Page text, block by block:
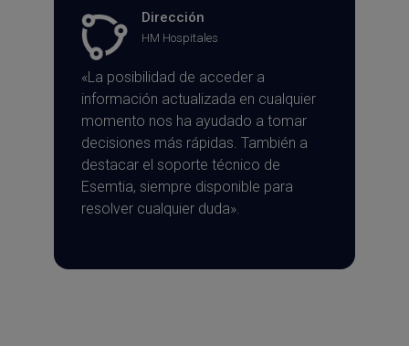
Dirección
HM Hospitales
«La posibilidad de acceder a
información actualizada en cualquier
momento nos ha ayudado a tomar
decisiones más rápidas. También a
destacar el soporte técnico de
Esemtia, siempre disponible para
resolver cualquier duda».